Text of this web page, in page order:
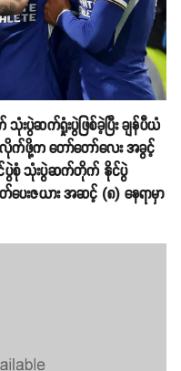
ဆက်ရှုံးပွဲဖြစ်ခဲ့ပြီး ချန်ပီယံ
ဖို့က တော်တော်လေး အခွင့်
င်ပွဲစုံ သုံးပွဲဆက်တိုက် နိုင်ပွဲ
ပေးဇယား အဆင့် (၈) နေရာမှာ